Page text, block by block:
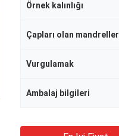
Örnek kalınlığı
Çapları olan mandreller
Vurgulamak
Ambalaj bilgileri